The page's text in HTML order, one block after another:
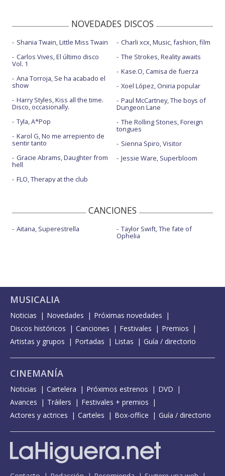
NOVEDADES DISCOS
Shania Twain, Little Miss Twain
Carlos Vives, El último disco
Vol. 1
Ana Torroja, Se ha acabado el
show
Harry Styles, Kiss all the time.
Disco, occasionally.
Tyla, A*Pop
Karol G, No me arrepiento de
sentir tanto
Gracie Abrams, Daughter from
hell
FLO, Therapy at the club
Charli xcx, Music, fashion, film
The Strokes, Reality awaits
Kase.O, Camisa de fuerza
Xoel López, Oniria popular
Paul McCartney, The boys of
Dungeon Lane
The Rolling Stones, Foreign
tongues
Sienna Spiro, Visitor
Jessie Ware, Superbloom
CANCIONES
Aitana, Superestrella Taylor Swift, The fate of
Ophelia
MUSICALIA
Noticias Novedades
Próximas novedades
Discos históricos
Canciones Festivales
Premios
Artistas y grupos
Portadas Listas Guía / directorio
CINEMANÍA
Noticias Cartelera Próximos estrenos
DVD
Avances
Tráilers
Festivales + premios
Actores y actrices
Carteles Box-office Guía / directorio